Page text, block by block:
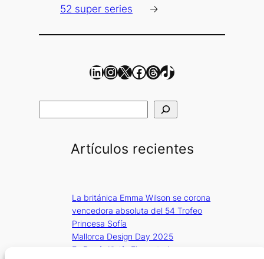
52 super series
→
LinkedIn InstagramX Facebook Threads TikTok
Artículos recientes
La británica Emma Wilson se corona
vencedora absoluta del 54 Trofeo
Princesa Sofía
Mallorca Design Day 2025
Es Racó d’Artà: El agroturismo que